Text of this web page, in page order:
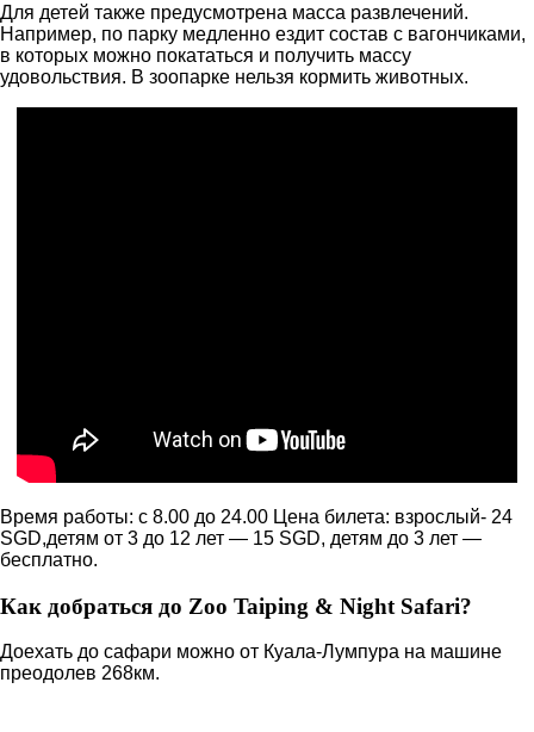
Для детей также предусмотрена масса развлечений.
Например, по парку медленно ездит состав с вагончиками,
в которых можно покататься и получить массу
удовольствия. В зоопарке нельзя кормить животных.
Время работы: с 8.00 до 24.00 Цена билета: взрослый- 24
SGD,детям от 3 до 12 лет — 15 SGD, детям до 3 лет —
бесплатно.
Как добраться до Zoo Taiping & Night Safari?
Доехать до сафари можно от Куала-Лумпура на машине
преодолев 268км.